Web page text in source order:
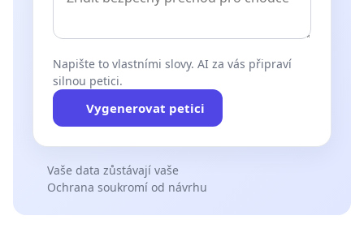
Napište to vlastními slovy. AI za vás připraví
silnou petici.
Vygenerovat petici
Vaše data zůstávají vaše
Ochrana soukromí od návrhu